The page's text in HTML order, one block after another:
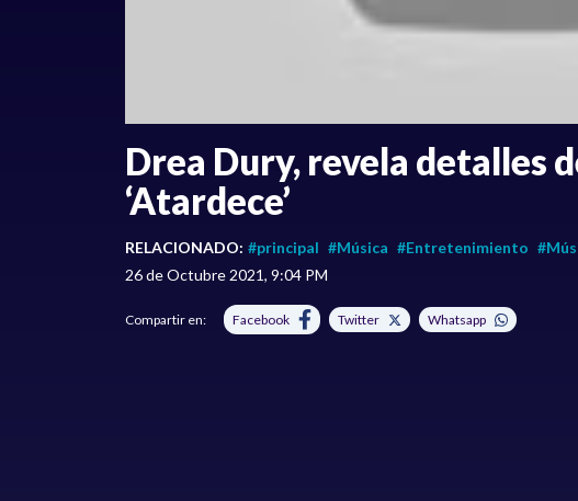
Drea Dury, revela detalles
‘Atardece’
RELACIONADO: #principal #Música #Entretenimiento
26 de Octubre 2021, 9:04 PM
Compartir en: Facebook Twitter Whatsapp